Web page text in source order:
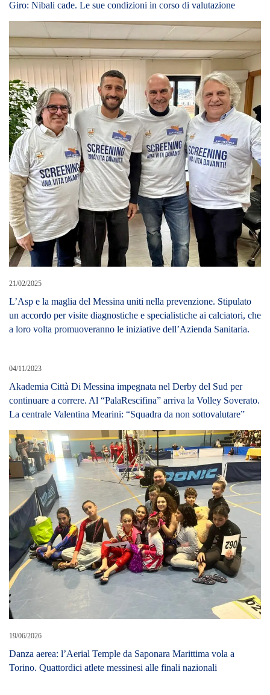
21/02/2025
L’Asp e la maglia del Messina uniti nella prevenzione. Stipulato
un accordo per visite diagnostiche e specialistiche ai calciatori, che
a loro volta promuoveranno le iniziative dell’Azienda Sanitaria.
04/11/2023
Akademia Città Di Messina impegnata nel Derby del Sud per
continuare a correre. Al “PalaRescifina” arriva la Volley Soverato.
La centrale Valentina Mearini: “Squadra da non sottovalutare”
19/06/2026
Danza aerea: l’Aerial Temple da Saponara Marittima vola a
Torino. Quattordici atlete messinesi alle finali nazionali
LEAVE A REPLY